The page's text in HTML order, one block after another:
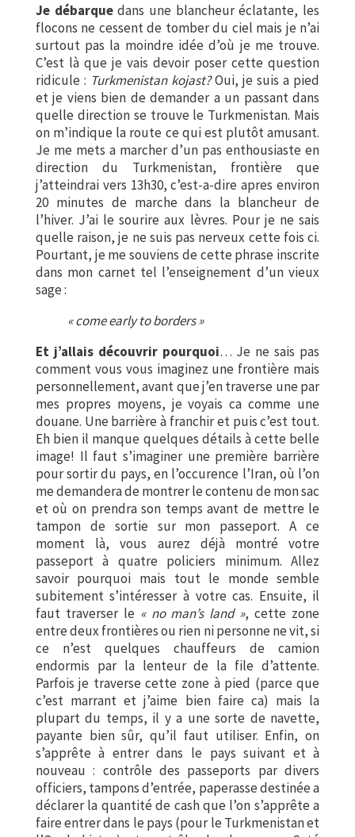
Je débarquedans une blancheur éclatante, les
flocons ne cessent de tomber du ciel mais je n’ai
surtout pas la moindre idée d’où je me trouve.
C’est là que je vais devoir poser cette question
ridicule : Turkmenistan kojast?Oui, je suis a pied
et je viens bien de demander a un passant dans
quelle direction se trouve le Turkmenistan. Mais
on m’indique la route ce qui est plutôt amusant.
Je me mets a marcher d’un pas enthousiaste en
direction du Turkmenistan, frontière que
j’atteindrai vers 13h30, c’est-a-dire apres environ
20 minutes de marche dans la blancheur de
l’hiver. J’ai le sourire aux lèvres. Pour je ne sais
quelle raison, je ne suis pas nerveux cette fois ci.
Pourtant, je me souviens de cette phrase inscrite
dans mon carnet tel l’enseignement d’un vieux
sage :
« come early to borders »
Et j’allais découvrir pourquoi… Je ne sais pas
comment vous vous imaginez une frontière mais
personnellement, avant que j’en traverse une par
mes propres moyens, je voyais ca comme une
douane. Une barrière à franchir et puis c’est tout.
Eh bien il manque quelques détails à cette belle
image! Il faut s’imaginer une première barrière
pour sortir du pays, en l’occurence l’Iran, où l’on
me demandera de montrer le contenu de mon sac
et où on prendra son temps avant de mettre le
tampon de sortie sur mon passeport. A ce
moment là, vous aurez déjà montré votre
passeport à quatre policiers minimum. Allez
savoir pourquoi mais tout le monde semble
subitement s’intéresser à votre cas. Ensuite, il
faut traverser le « no man’s land », cette zone
entre deux frontières ou rien ni personne ne vit, si
ce n’est quelques chauffeurs de camion
endormis par la lenteur de la file d’attente.
Parfois je traverse cette zone à pied (parce que
c’est marrant et j’aime bien faire ca) mais la
plupart du temps, il y a une sorte de navette,
payante bien sûr, qu’il faut utiliser. Enfin, on
s’apprête à entrer dans le pays suivant et à
nouveau : contrôle des passeports par divers
officiers, tampons d’entrée, paperasse destinée a
déclarer la quantité de cash que l’on s’apprête a
faire entrer dans le pays (pour le Turkmenistan et